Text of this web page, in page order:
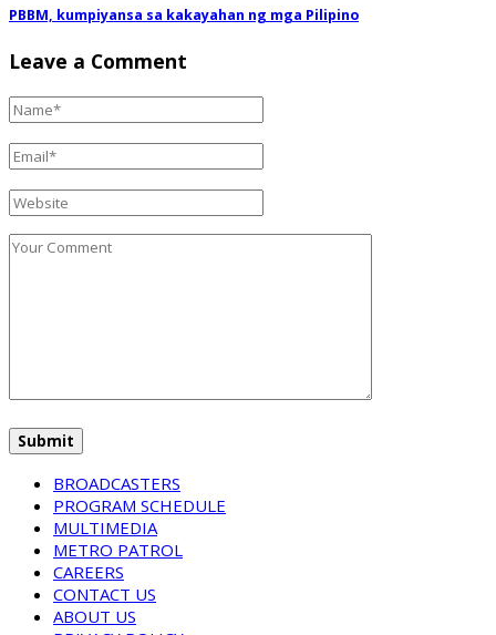
PBBM, kumpiyansa sa kakayahan ng mga Pilipino
Leave a Comment
BROADCASTERS
PROGRAM SCHEDULE
MULTIMEDIA
METRO PATROL
CAREERS
CONTACT US
ABOUT US